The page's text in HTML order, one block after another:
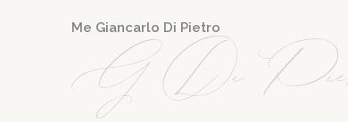
Me Giancarlo Di Pietro